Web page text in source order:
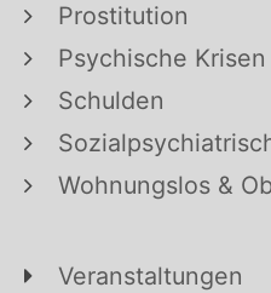
Prostitution
Psychische Krisen
Schulden
Wohnungslos &
Veranstaltungen